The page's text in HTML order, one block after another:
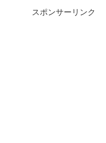
スポンサーリンク